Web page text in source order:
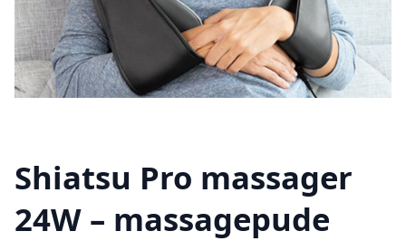
Shiatsu Pro massager
24W – massagepude